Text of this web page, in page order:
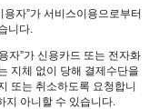
자”가 서비스이용으로부터
니다.
자”가 신용카드 또는 전자화
지체 없이 당해 결제수단을
또는 취소하도록 요청합니
지 아니할 수 있습니다.